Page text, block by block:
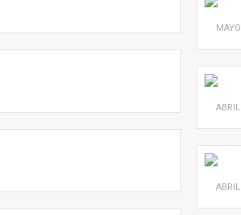
MAYO
ABRIL
ABRIL